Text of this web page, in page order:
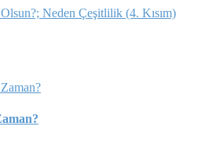
Neden Çeşitlilik (4. Kısım)